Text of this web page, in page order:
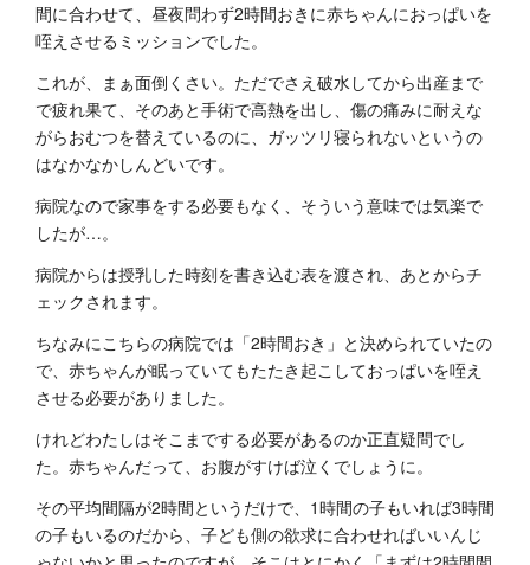
間に合わせて、昼夜問わず2時間おきに赤ちゃんにおっぱいを
咥えさせるミッションでした。
これが、まぁ面倒くさい。ただでさえ破水してから出産まで
で疲れ果て、そのあと手術で高熱を出し、傷の痛みに耐えな
がらおむつを替えているのに、ガッツリ寝られないというの
はなかなかしんどいです。
病院なので家事をする必要もなく、そういう意味では気楽で
したが…。
病院からは授乳した時刻を書き込む表を渡され、あとからチ
ェックされます。
ちなみにこちらの病院では「2時間おき」と決められていたの
で、赤ちゃんが眠っていてもたたき起こしておっぱいを咥え
させる必要がありました。
けれどわたしはそこまでする必要があるのか正直疑問でし
た。赤ちゃんだって、お腹がすけば泣くでしょうに。
その平均間隔が2時間というだけで、1時間の子もいれば3時間
の子もいるのだから、子ども側の欲求に合わせればいいんじ